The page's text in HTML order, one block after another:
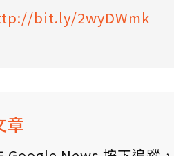
bit.ly/2wyDWmk
章